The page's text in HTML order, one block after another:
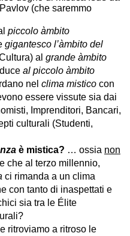
(che saremmo
piccolo àmbito
gigantesco l’àmbito del
al grande àmbito
al piccolo àmbito
nel clima mistico con
essere vissute sia dai
Imprenditori, Bancari,
culturali (Studenti,
è mistica? … ossia non
che al terzo millennio,
ci rimanda a un clima
con tanto di inaspettati e
sia tra le Élite
ritroviamo a ritroso le